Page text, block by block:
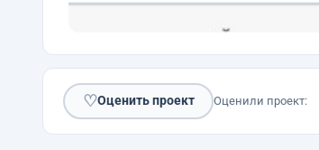
♡Оценить проект Оценили проект: